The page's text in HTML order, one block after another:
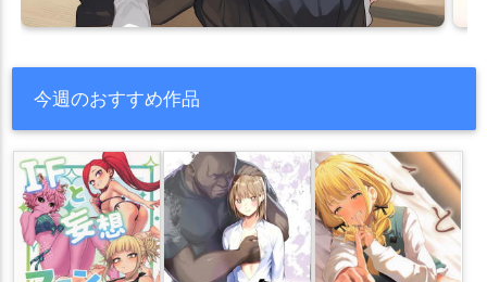
今週のおすすめ作品